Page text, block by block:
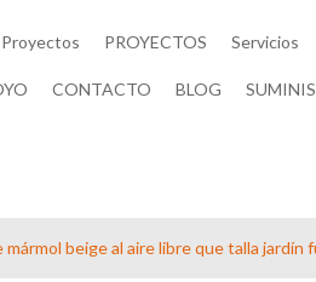
Proyectos PROYECTOS Servicios
CONTACTO BLOG
beige al aire libre que talla jardín